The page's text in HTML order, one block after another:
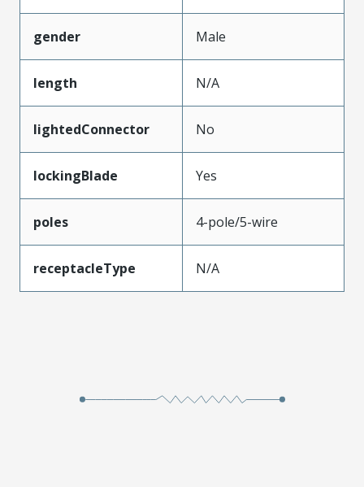
gender Male
length N/A
lightedConnector No
lockingBlade Yes
poles 4-pole/5-wire
receptacleType N/A